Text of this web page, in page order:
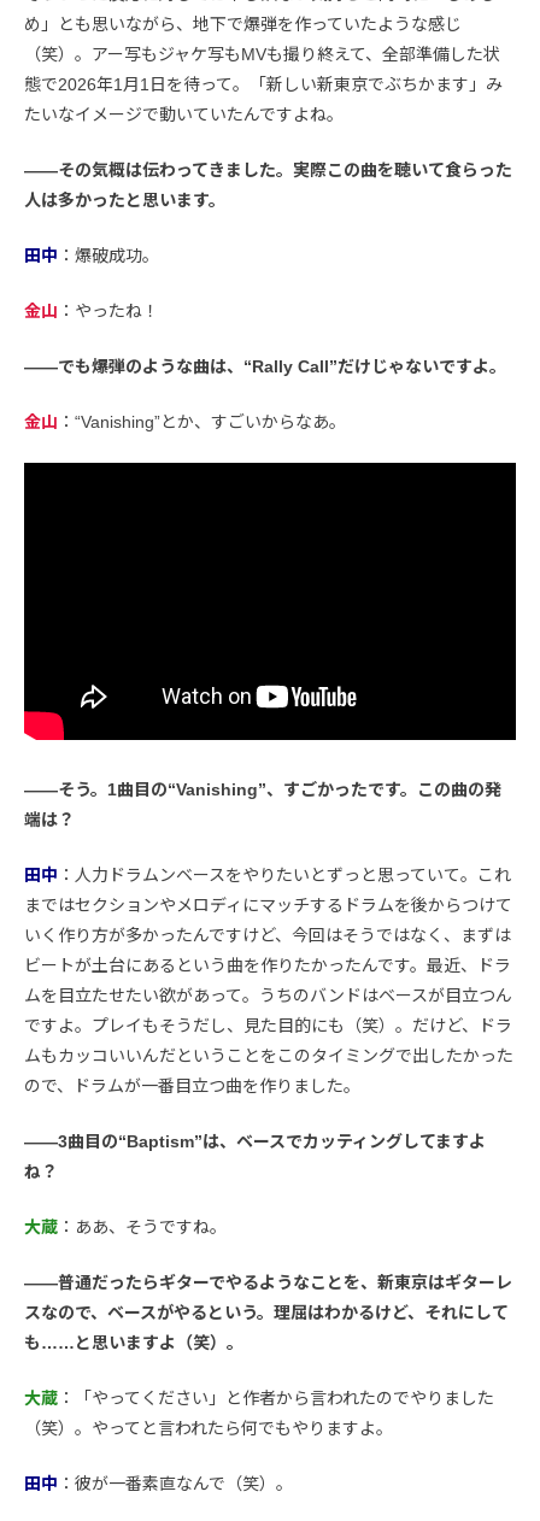
め」とも思いながら、地下で爆弾を作っていたような感じ
（笑）。アー写もジャケ写もMVも撮り終えて、全部準備した状
態で2026年1月1日を待って。「新しい新東京でぶちかます」み
たいなイメージで動いていたんですよね。
――その気概は伝わってきました。実際この曲を聴いて食らった
人は多かったと思います。
田中 ：爆破成功。
金山 ：やったね！
――でも爆弾のような曲は、“Rally Call”だけじゃないですよ。
金山 ：“Vanishing”とか、すごいからなあ。
――そう。1曲目の“Vanishing”、すごかったです。この曲の発
端は？
田中 ：人力ドラムンベースをやりたいとずっと思っていて。これ
まではセクションやメロディにマッチするドラムを後からつけて
いく作り方が多かったんですけど、今回はそうではなく、まずは
ビートが土台にあるという曲を作りたかったんです。最近、ドラ
ムを目立たせたい欲があって。うちのバンドはベースが目立つん
ですよ。プレイもそうだし、見た目的にも（笑）。だけど、ドラ
ムもカッコいいんだということをこのタイミングで出したかった
ので、ドラムが一番目立つ曲を作りました。
――3曲目の“Baptism”は、ベースでカッティングしてますよ
ね？
大蔵 ：ああ、そうですね。
――普通だったらギターでやるようなことを、新東京はギターレ
スなので、ベースがやるという。理屈はわかるけど、それにして
も……と思いますよ（笑）。
大蔵 ：「やってください」と作者から言われたのでやりました
（笑）。やってと言われたら何でもやりますよ。
田中 ：彼が一番素直なんで（笑）。